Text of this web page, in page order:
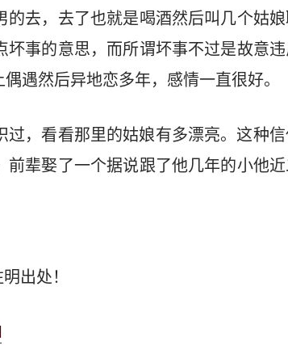
去，去了也就是喝酒然后叫几个姑娘
事的意思，而所谓坏事不过是故意违
遇然后异地恋多年，感情一直很好。
，看看那里的姑娘有多漂亮。这种
辈娶了一个据说跟了他几年的小他近
出处！